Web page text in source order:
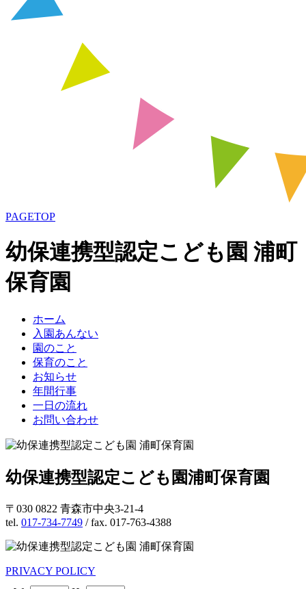
PAGETOP
幼保連携型認定こども園 浦町
保育園
ホーム
入園あんない
園のこと
保育のこと
お知らせ
年間行事
一日の流れ
お問い合わせ
幼保連携型認定こども園浦町保育園
〒030 0822 青森市中央3-21-4
tel. 017-734-7749 / fax. 017-763-4388
PRIVACY POLICY